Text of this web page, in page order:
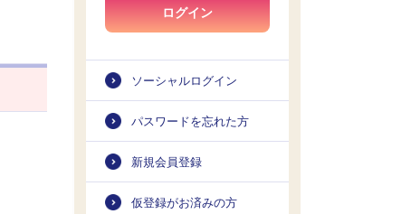
ログイン
ソーシャルログイン
パスワードを忘れた方
新規会員登録
仮登録がお済みの方